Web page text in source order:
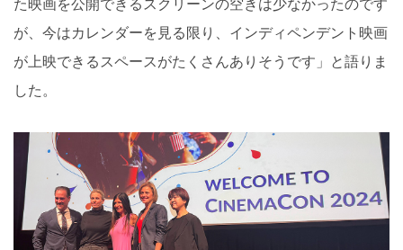
た映画を公開できるスクリーンの空きは少なかったのです
が、今はカレンダーを見る限り、インディペンデント映画
が上映できるスペースがたくさんありそうです」と語りま
した。